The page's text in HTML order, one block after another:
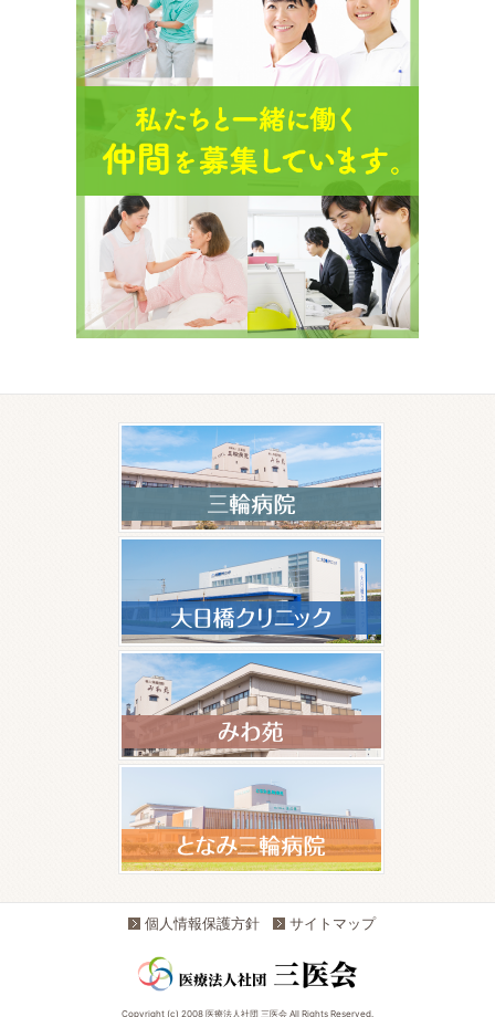
個人情報保護方針 サイトマップ
Copyright (c) 2008 医療法人社団 三医会 All Rights Reserved.